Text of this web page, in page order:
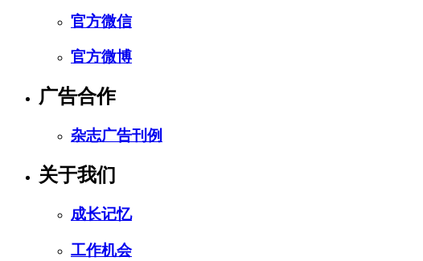
官方微信
官方微博
广告合作
杂志广告刊例
关于我们
成长记忆
工作机会